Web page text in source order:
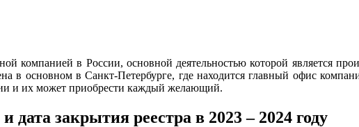
компанией в России, основной деятельностью которой является
в основном в Санкт-Петербурге, где находится главный офис
и их может приобрести каждый желающий.
закрытия реестра в 2023 – 2024 году